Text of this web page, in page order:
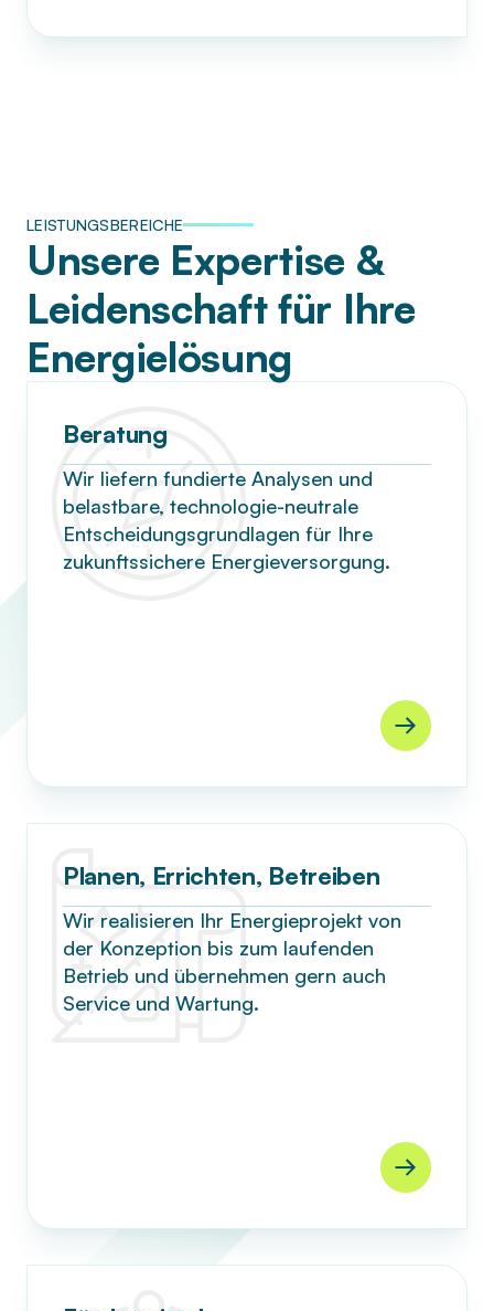
LEISTUNGSBEREICHE
Unsere Expertise &
Leidenschaft für Ihre
Energielösung
Beratung
Wir liefern fundierte Analysen und
belastbare, technologie-neutrale
Entscheidungsgrundlagen für Ihre
zukunftssichere Energieversorgung.
Planen, Errichten, Betreiben
Wir realisieren Ihr Energieprojekt von
der Konzeption bis zum laufenden
Betrieb und übernehmen gern auch
Service und Wartung.